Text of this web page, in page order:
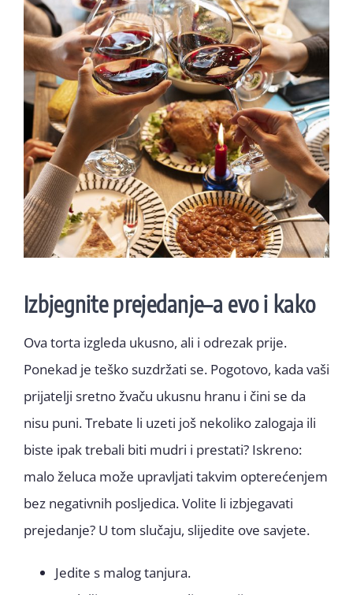
Izbjegnite prejedanje–a evo i kako
Ova torta izgleda ukusno, ali i odrezak prije.
Ponekad je teško suzdržati se. Pogotovo, kada vaši
prijatelji sretno žvaču ukusnu hranu i čini se da
nisu puni. Trebate li uzeti još nekoliko zalogaja ili
biste ipak trebali biti mudri i prestati? Iskreno:
malo želuca može upravljati takvim opterećenjem
bez negativnih posljedica. Volite li izbjegavati
prejedanje? U tom slučaju, slijedite ove savjete.
Jedite s malog tanjura.